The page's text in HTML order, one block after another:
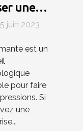
une
votre
?
juin 2023
est un
pour faire
Si
une